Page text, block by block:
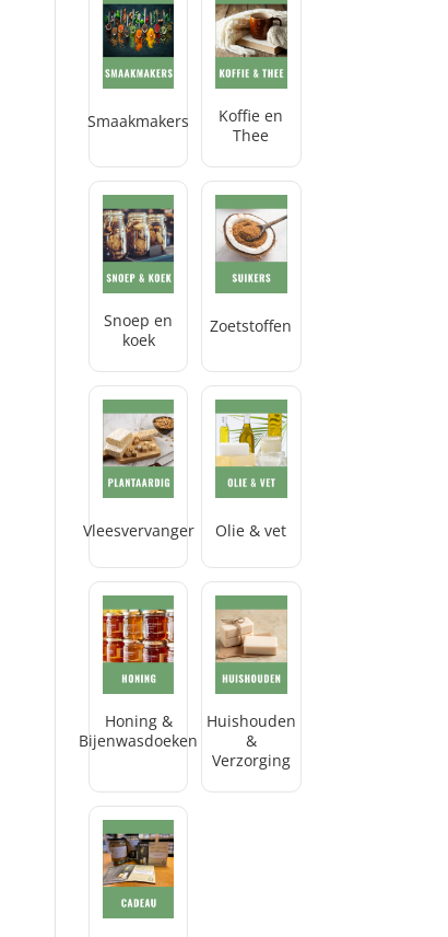
Smaakmakers
Koffie en
Thee
Snoep en
koek
Zoetstoffen
Vleesvervanger Olie & vet
Honing &
Bijenwasdoeken
Huishouden
&
Verzorging